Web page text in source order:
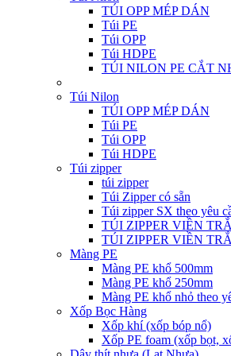
TÚI OPP MÉP DÁN
Túi PE
Túi OPP
Túi HDPE
TÚI NILON PE CẮT
Túi Nilon
TÚI OPP MÉP DÁN
Túi PE
Túi OPP
Túi HDPE
Túi zipper
túi zipper
Túi Zipper có sẵn
Túi zipper SX theo yêu
TÚI ZIPPER VIỀN
TÚI ZIPPER VIỀN
Màng PE
Màng PE khổ 500mm
Màng PE khổ 250mm
Màng PE khổ nhỏ theo
Xốp Bọc Hàng
Xốp khí (xốp bóp nổ)
Xốp PE foam (xốp bọt,